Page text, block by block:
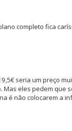
completo fica
seria um preço
Mas eles pedem que
é não colocarem a